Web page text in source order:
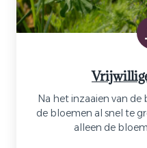
Na het inzaaien van
de bloemen al snel te
alleen de